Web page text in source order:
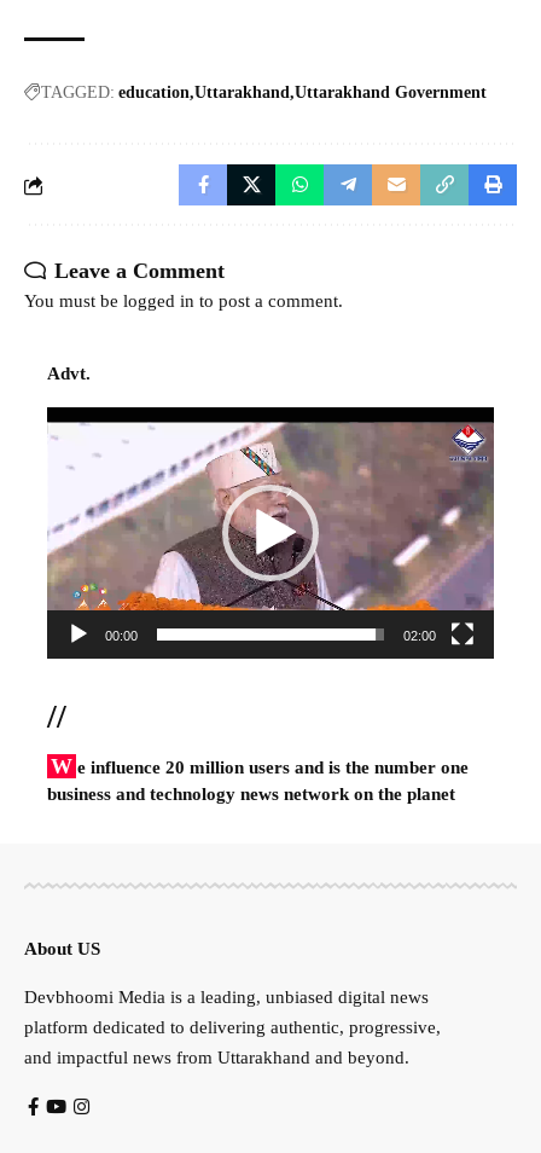
TAGGED: education Uttarakhand Uttarakhand Government
Leave a Comment
You must be logged in to post a comment.
Advt.
Video
00:00 02:00
//
W e influence 20 million users and is the number one
business and technology news network on the planet
About US
Devbhoomi Media is a leading, unbiased digital news
platform dedicated to delivering authentic, progressive,
and impactful news from Uttarakhand and beyond.